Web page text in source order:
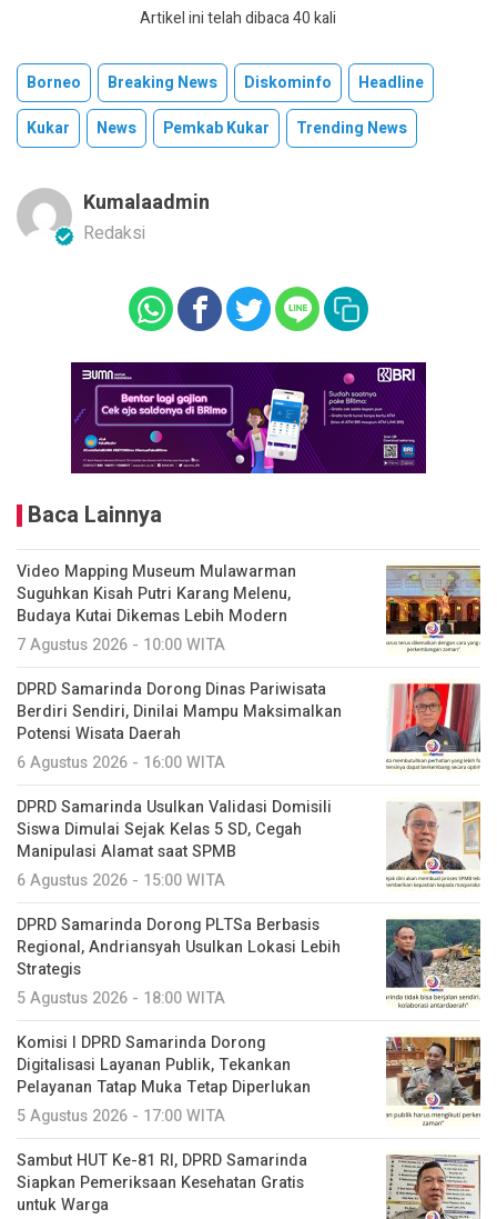
Artikel ini telah dibaca 40 kali
Borneo Breaking News Diskominfo
Headline
Kukar
News Pemkab Kukar Trending News
Kumalaadmin
Redaksi
Baca Lainnya
Video Mapping Museum Mulawarman
Suguhkan Kisah Putri Karang Melenu,
Budaya Kutai Dikemas Lebih Modern
7 Agustus 2026 - 10:00 WITA
DPRD Samarinda Dorong Dinas Pariwisata
Berdiri Sendiri, Dinilai Mampu Maksimalkan
Potensi Wisata Daerah
6 Agustus 2026 - 16:00 WITA
DPRD Samarinda Usulkan Validasi Domisili
Siswa Dimulai Sejak Kelas 5 SD, Cegah
Manipulasi Alamat saat SPMB
6 Agustus 2026 - 15:00 WITA
DPRD Samarinda Dorong PLTSa Berbasis
Regional, Andriansyah Usulkan Lokasi Lebih
Strategis
5 Agustus 2026 - 18:00 WITA
Komisi I DPRD Samarinda Dorong
Digitalisasi Layanan Publik, Tekankan
Pelayanan Tatap Muka Tetap Diperlukan
5 Agustus 2026 - 17:00 WITA
Sambut HUT Ke-81 RI, DPRD Samarinda
Siapkan Pemeriksaan Kesehatan Gratis
untuk Warga